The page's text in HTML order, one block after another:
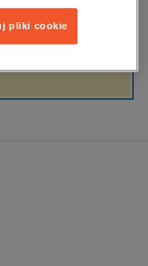
informatyka
Filtrowanie
pliki cookie